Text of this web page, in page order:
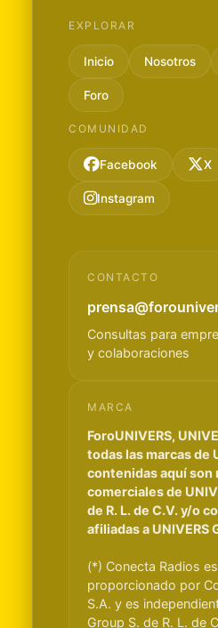
EXPLORAR
Inicio Nosotros
Foro
COMUNIDAD
Facebook X
Instagram
CONTACTO
Consultas para
y colaboraciones
MARCA
ForoUNIVERS,
todas las marcas de
contenidas aquí son
comerciales de
de R. L. de C.V. y/o
afiliadas a UNIVERS
(*) Conecta Radios
proporcionado por
S.A. y es
Group S. de R. L. de